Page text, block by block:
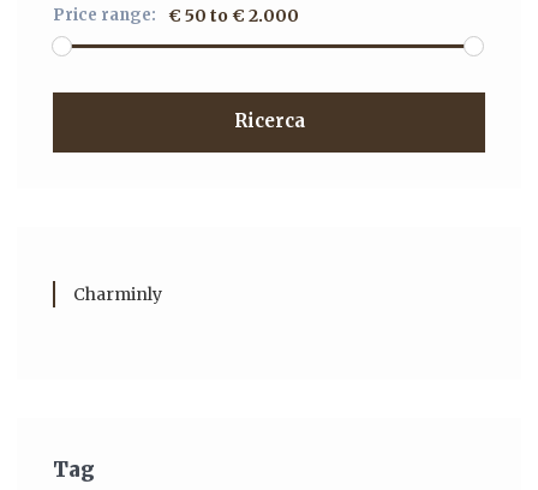
Price range: € 50 to € 2.000
Ricerca
Charminly
Tag